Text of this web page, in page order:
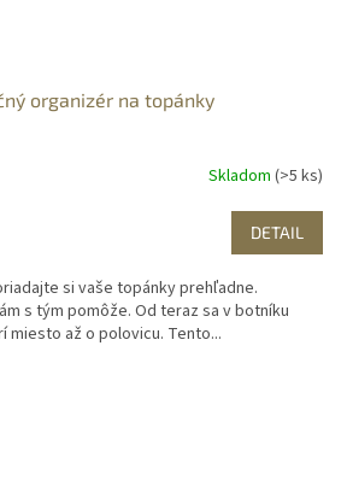
organizér na topánky
Skladom (>5 ks)
DETAIL
si vaše topánky prehľadne.
s tým pomôže. Od teraz sa v botníku
miesto až o polovicu. Tento...